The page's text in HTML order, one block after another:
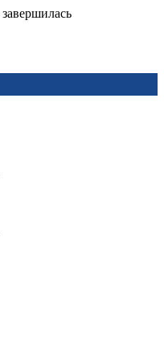
завершилась